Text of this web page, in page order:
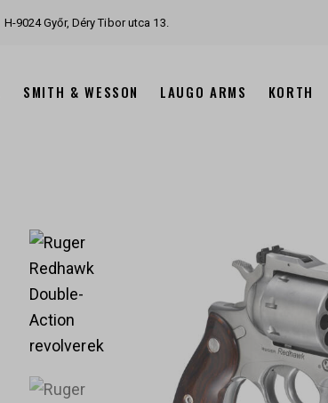
H-9024 Győr, Déry Tibor utca 13.
SMITH & WESSON LAUGO ARMS KORTH